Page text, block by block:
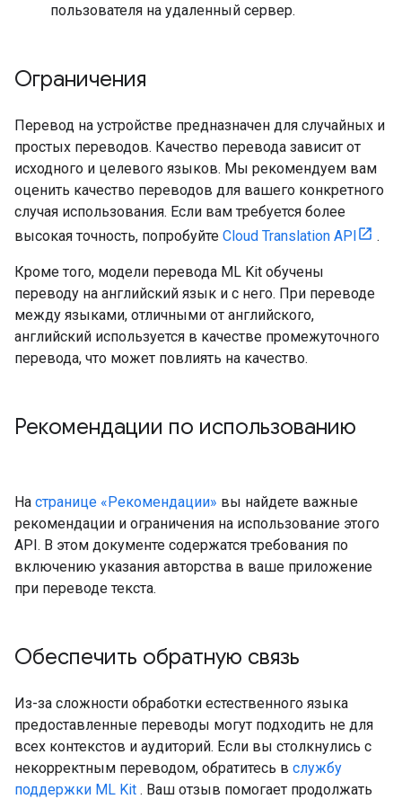
пользователя на удаленный сервер.
Ограничения
Перевод на устройстве предназначен для случайных и
простых переводов. Качество перевода зависит от
исходного и целевого языков. Мы рекомендуем вам
оценить качество переводов для вашего конкретного
случая использования. Если вам требуется более
высокая точность, попробуйте Cloud Translation API .
Кроме того, модели перевода ML Kit обучены
переводу на английский язык и с него. При переводе
между языками, отличными от английского,
английский используется в качестве промежуточного
перевода, что может повлиять на качество.
Рекомендации по использованию
На странице «Рекомендации» вы найдете важные
рекомендации и ограничения на использование этого
API. В этом документе содержатся требования по
включению указания авторства в ваше приложение
при переводе текста.
Обеспечить обратную связь
Из-за сложности обработки естественного языка
предоставленные переводы могут подходить не для
всех контекстов и аудиторий. Если вы столкнулись с
некорректным переводом, обратитесь в службу
поддержки ML Kit . Ваш отзыв помогает продолжать